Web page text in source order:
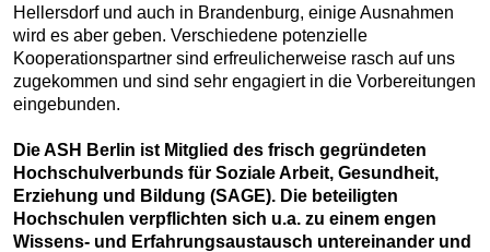
Hellersdorf und auch in Brandenburg, einige Ausnahmen
wird es aber geben. Verschiedene potenzielle
Kooperationspartner sind erfreulicherweise rasch auf uns
zugekommen und sind sehr engagiert in die Vorbereitungen
eingebunden.
Die ASH Berlin ist Mitglied des frisch gegründeten
Hochschulverbunds für Soziale Arbeit, Gesundheit,
Erziehung und Bildung (SAGE). Die beteiligten
Hochschulen verpflichten sich u.a. zu einem engen
Wissens- und Erfahrungsaustausch untereinander und